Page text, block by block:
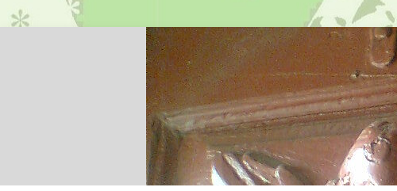
Gwenn"